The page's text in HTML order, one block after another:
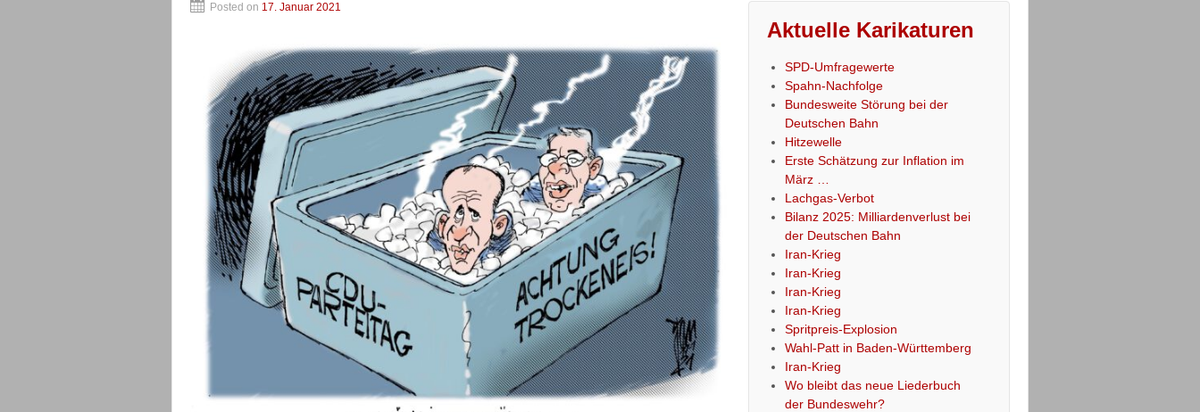
Posted on 17. Januar 2021
Aktuelle Karikaturen
SPD-Umfragewerte
Spahn-Nachfolge
Bundesweite Störung bei der
Deutschen Bahn
Hitzewelle
Erste Schätzung zur Inflation im
März …
Lachgas-Verbot
Bilanz 2025: Milliardenverlust bei
der Deutschen Bahn
Iran-Krieg
Iran-Krieg
Iran-Krieg
Iran-Krieg
Spritpreis-Explosion
Wahl-Patt in Baden-Württemberg
Iran-Krieg
Wo bleibt das neue Liederbuch
der Bundeswehr?